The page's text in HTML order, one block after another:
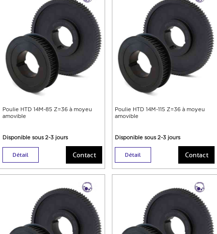
Poulie HTD 14M-85 Z=36 à moyeu
amovible
Disponible sous 2-3 jours
Détail Contact
Poulie HTD 14M-115 Z=36 à moyeu
amovible
Disponible sous 2-3 jours
Détail Contact